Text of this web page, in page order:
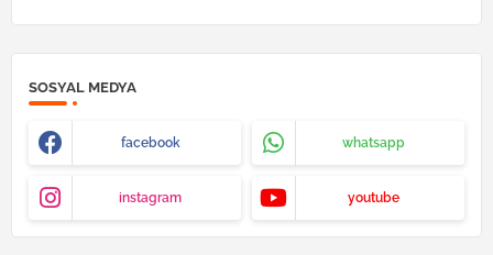
SOSYAL MEDYA
facebook whatsapp
instagram youtube